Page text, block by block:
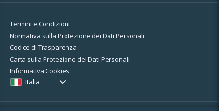
Termini e Condizioni
Normativa sulla Protezione dei Dati Personali
Codice di Trasparenza
Carta sulla Protezione dei Dati Personali
Informativa Cookies
Italia